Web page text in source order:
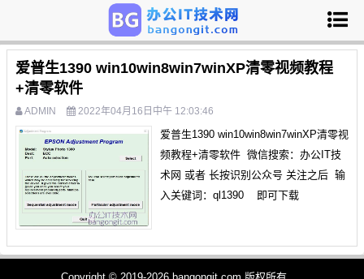
爱普生1390 win10win8win7winXP清零视频教程
+清零软件
ADMIN 2022年04月16日中午 12:03:46
爱普生1390 win10win8win7winXP清零视
频教程+清零软件 微信搜索：办公IT技
术网 或者 长按识别公众号 关注之后 输
入关键词：ql1390 即可下载